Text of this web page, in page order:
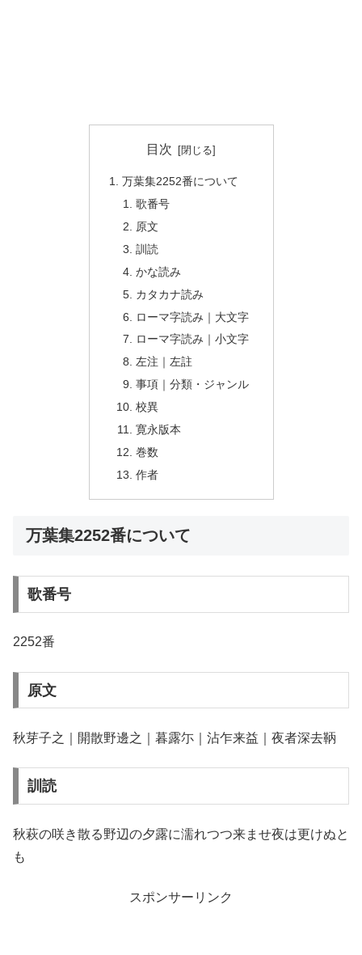
目次
万葉集2252番について
歌番号
原文
訓読
かな読み
カタカナ読み
ローマ字読み｜大文字
ローマ字読み｜小文字
左注｜左註
事項｜分類・ジャンル
校異
寛永版本
巻数
作者
万葉集2252番について
歌番号
2252番
原文
秋芽子之｜開散野邊之｜暮露尓｜沾乍来益｜夜者深去鞆
訓読
秋萩の咲き散る野辺の夕露に濡れつつ来ませ夜は更けぬと
も
スポンサーリンク